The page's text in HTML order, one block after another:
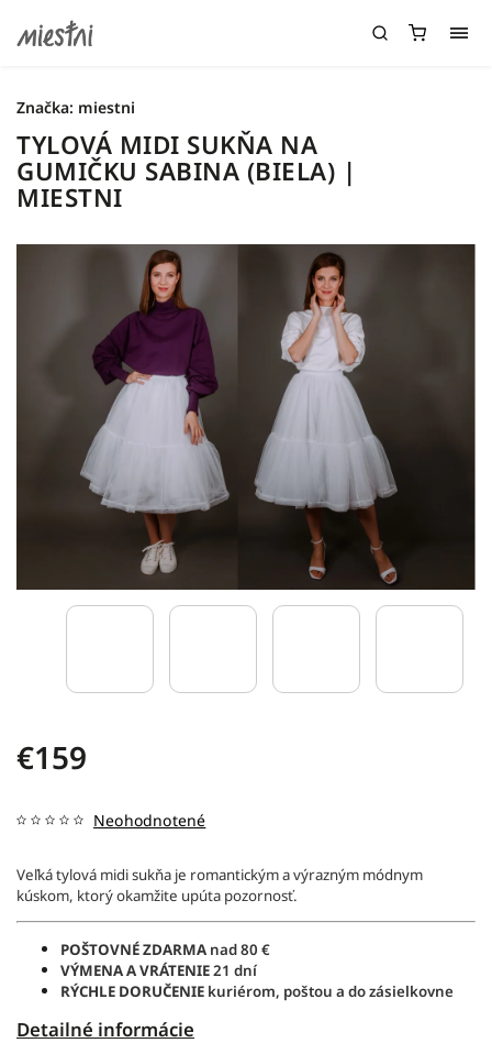
TYLOVÁ MIDI SUKŇA NA
GUMIČKU SABINA (BIELA) |
MIESTNI
€159
Neohodnotené
Veľká tylová midi sukňa je romantickým a výrazným módnym
kúskom, ktorý okamžite upúta pozornosť.
POŠTOVNÉ ZDARMA nad 80 €
VÝMENA A VRÁTENIE21 dní
RÝCHLE DORUČENIE kuriérom, poštou a do zásielkovne
Detailné informácie
Značka: miestni